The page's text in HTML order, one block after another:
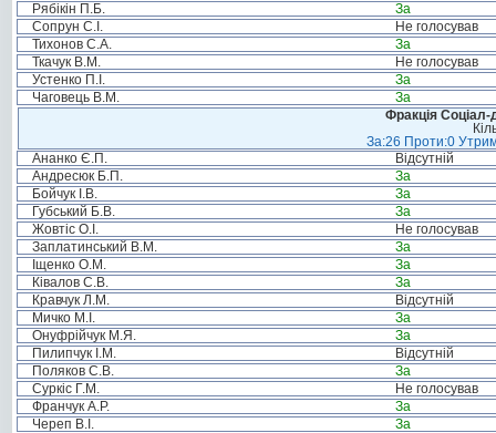
Рябікін П.Б.
За
Сопрун С.І.
Не голосував
Тихонов С.А.
За
Ткачук В.М.
Не голосував
Устенко П.І.
За
Чаговець В.М.
За
Фракція Соціал-
За:26 Проти:0
Ананко Є.П.
Відсутній
Андресюк Б.П.
За
Бойчук І.В.
За
Губський Б.В.
За
Жовтіс О.І.
Не голосував
Заплатинський В.М.
За
Іщенко О.М.
За
Ківалов С.В.
За
Кравчук Л.М.
Відсутній
Мичко М.І.
За
Онуфрійчук М.Я.
За
Пилипчук І.М.
Відсутній
Поляков С.В.
За
Суркіс Г.М.
Не голосував
Франчук А.Р.
За
Череп В.І.
За